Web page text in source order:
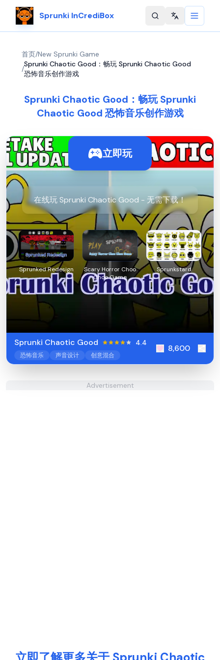
Sprunki InCrediBox Change
首页/New Sprunki Game
/
Sprunki Chaotic Good：畅玩 Sprunki Chaotic Good
恐怖音乐创作游戏
Sprunki Chaotic Good：畅玩 Sprunki
Chaotic Good 恐怖音乐创作游戏
立即玩
在线玩 Sprunki Chaotic Good - 无需下载！
Sprunked Redesign
Scary Horror Choo
Choo Game
Sprunkstard
Sprunki Chaotic Good 4.4
恐怖音乐 声音设计 创意混合
8,600
Advertisement